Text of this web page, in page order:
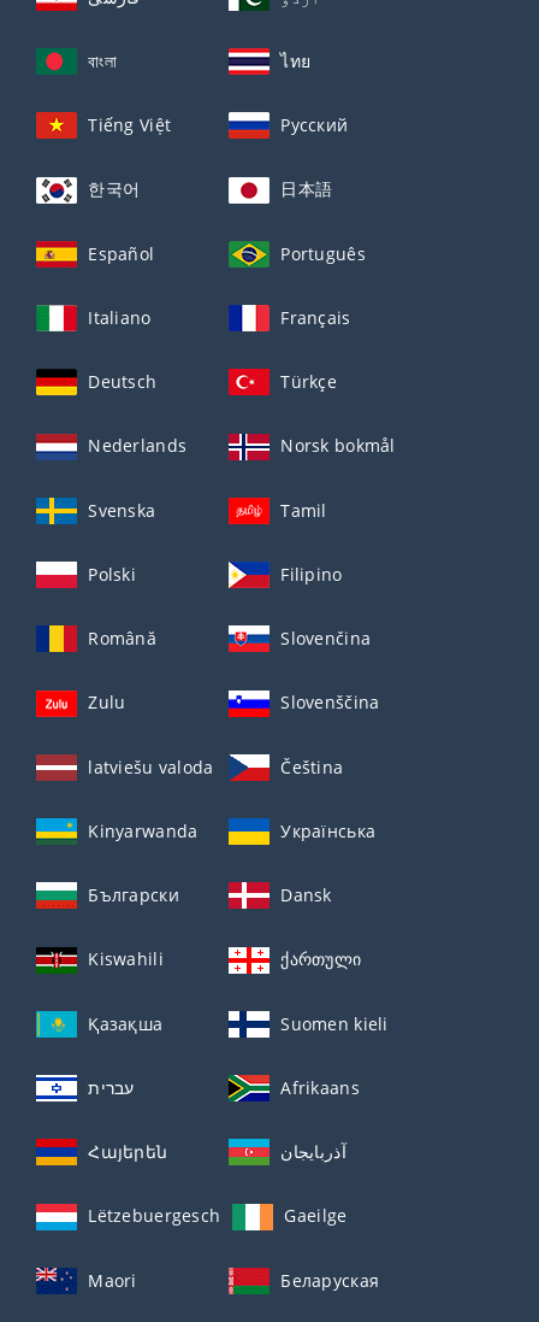
বাংলা ไทย
Tiếng Việt Русский
한국어 日本語
Español Português
Italiano Français
Deutsch Türkçe
Nederlands Norsk bokmål
Svenska Tamil
Polski Filipino
Română Slovenčina
Zulu Slovenščina
latviešu valoda Čeština
Kinyarwanda Українська
Български Dansk
Kiswahili ქართული
Қазақша Suomen kieli
עברית Afrikaans
Հայերեն آذربايجان
Lëtzebuergesch Gaeilge
Maori Беларуская